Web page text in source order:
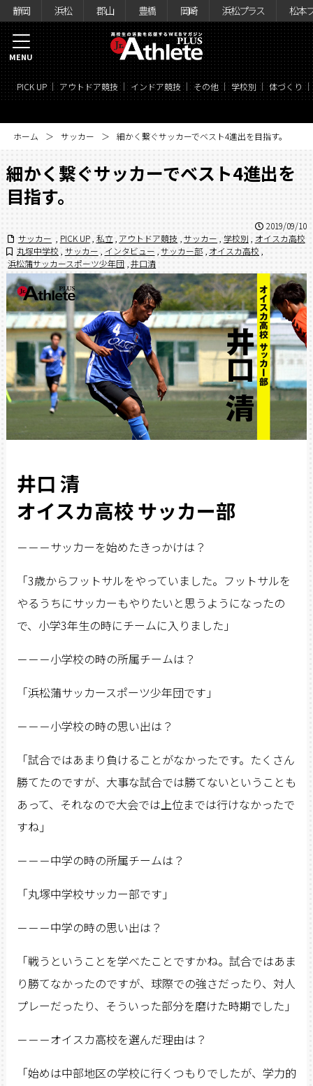
静岡 浜松 郡山 豊橋 岡崎 浜松プラス 松本
PICK UP アウトドア競技 インドア競技 その他 学校別 体づくり
MENU
ホーム サッカー 細かく繋ぐサッカーでベスト4進出を目指す。
細かく繋ぐサッカーでベスト4進出を
目指す。
2019/09/10
サッカー
PICK UP 私立 アウトドア競技 サッカー 学校別
オイスカ高校
丸塚中学校 , サッカー インタビュー ,サッカー部 オイスカ高校 ,
浜松蒲サッカースポーツ少年団 井口清
井口 清
オイスカ高校 サッカー部
－－－サッカーを始めたきっかけは？
「3歳からフットサルをやっていました。フットサルを
やるうちにサッカーもやりたいと思うようになったの
で、小学3年生の時にチームに入りました」
－－－小学校の時の所属チームは？
「浜松蒲サッカースポーツ少年団です」
－－－小学校の時の思い出は？
「試合ではあまり負けることがなかったです。たくさん
勝てたのですが、大事な試合では勝てないということも
あって、それなので大会では上位までは行けなかったで
すね」
－－－中学の時の所属チームは？
「丸塚中学校サッカー部です」
－－－中学の時の思い出は？
「戦うということを学べたことですかね。試合ではあま
り勝てなかったのですが、球際での強さだったり、対人
プレーだったり、そういった部分を磨けた時期でした」
－－－オイスカ高校を選んだ理由は？
「始めは中部地区の学校に行くつもりでしたが、学力的